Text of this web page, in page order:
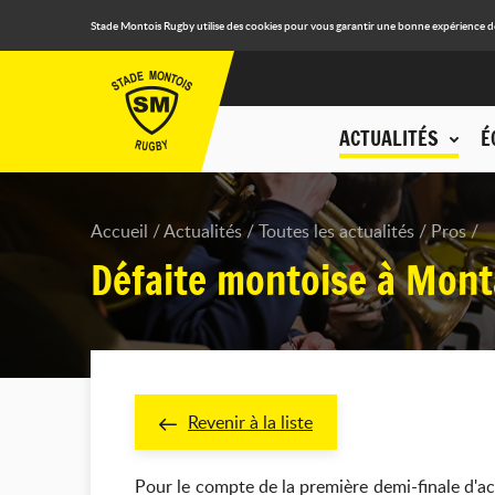
Stade Montois Rugby utilise des cookies pour vous garantir une bonne
ACTUALITÉS
Accueil Actualités Toutes les actualités Pros
Défaite montoise à
Revenir à la liste
Pour le compte de la première demi-finale